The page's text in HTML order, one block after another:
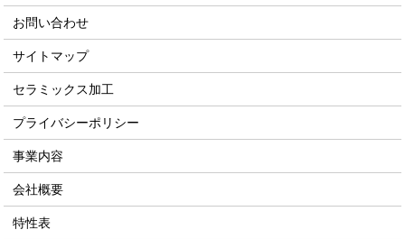
お問い合わせ
サイトマップ
セラミックス加工
プライバシーポリシー
事業内容
会社概要
特性表